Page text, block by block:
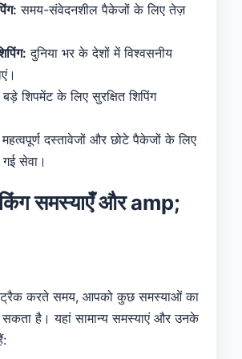
समय-संवेदनशील पैकेजों के लिए तेज़
दुनिया भर के देशों में विश्वसनीय
बड़े शिपमेंट के लिए सुरक्षित शिपिंग
महत्वपूर्ण दस्तावेजों और छोटे पैकेजों के लिए
सेवा।
समस्याएँ और amp;
ट्रैक करते समय, आपको कुछ समस्याओं का
सकता है। यहां सामान्य समस्याएं और उनके